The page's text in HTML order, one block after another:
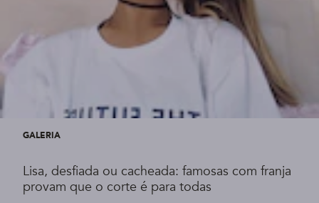
GALERIA
Lisa, desfiada ou cacheada: famosas com franja
provam que o corte é para todas